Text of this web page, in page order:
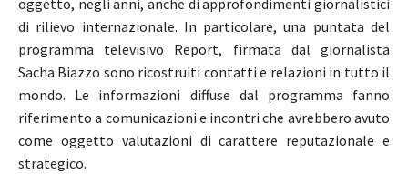
di rilievo internazionale. In particolare, una puntata del
programma televisivo Report, firmata dal giornalista
Sacha Biazzo sono ricostruiti contatti e relazioni in tutto il
mondo. Le informazioni diffuse dal programma fanno
riferimento a comunicazioni e incontri che avrebbero avuto
come oggetto valutazioni di carattere reputazionale e
strategico.